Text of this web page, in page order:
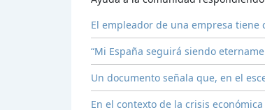
El empleador de una empresa
“Mi España seguirá siendo
Un documento señala que, en el
En el contexto de la crisis